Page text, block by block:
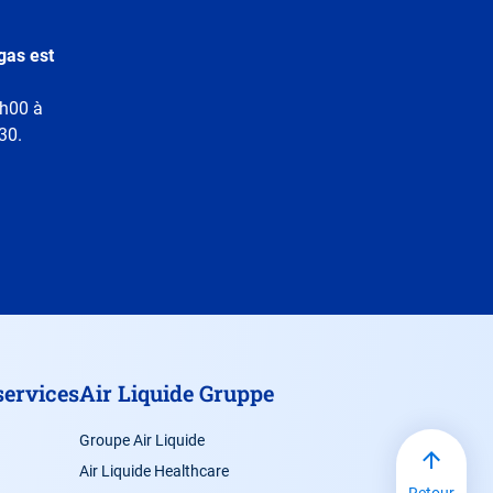
est
à
Air Liquide Gruppe
Groupe Air Liquide
Air Liquide Healthcare